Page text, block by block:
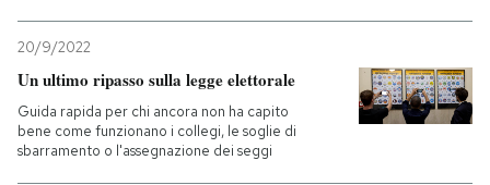
20/9/2022
Un ultimo ripasso sulla legge elettorale
Guida rapida per chi ancora non ha capito
bene come funzionano i collegi, le soglie di
sbarramento o l'assegnazione dei seggi